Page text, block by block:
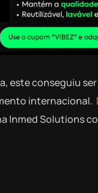
este conseguiu
internacional.
Inmed Solutions